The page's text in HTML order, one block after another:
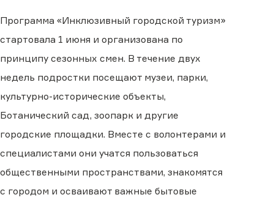
Программа «Инклюзивный городской туризм»
стартовала 1 июня и организована по
принципу сезонных смен. В течение двух
недель подростки посещают музеи, парки,
культурно-исторические объекты,
Ботанический сад, зоопарк и другие
городские площадки. Вместе с волонтерами и
специалистами они учатся пользоваться
общественными пространствами, знакомятся
с городом и осваивают важные бытовые